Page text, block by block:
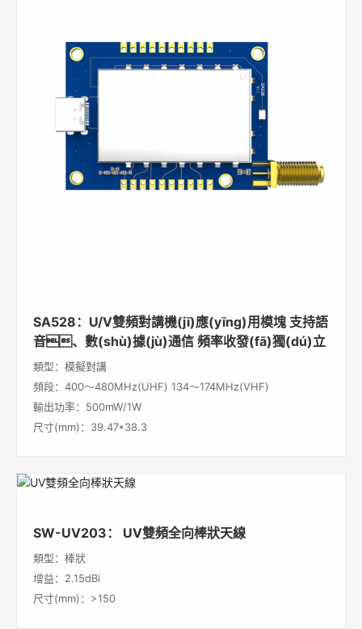
SA528：U/V雙頻對講機(jī)應(yīng)用模塊 支持語
音、數(shù)據(jù)通信 頻率收發(fā)獨(dú)立
類型：模擬對講
頻段：400～480MHz(UHF) 134～174MHz(VHF)
輸出功率：500mW/1W
尺寸(mm)：39.47*38.3
SW-UV203： UV雙頻全向棒狀天線
類型：棒狀
增益：2.15dBi
尺寸(mm)：>150